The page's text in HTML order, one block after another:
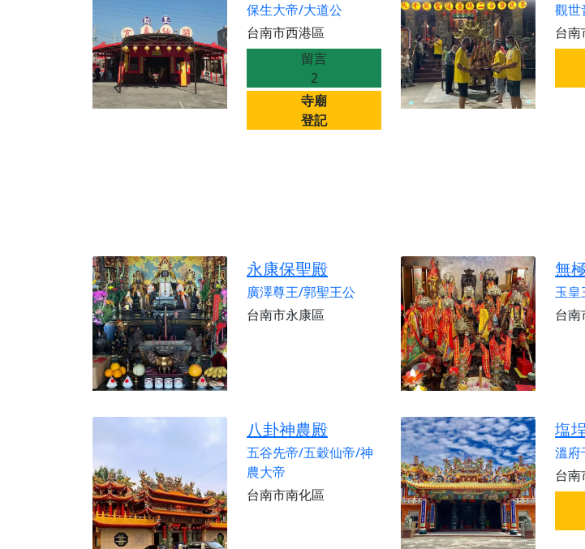
保生大帝/大道公
台南市西港區
留言
2
寺廟
登記
觀世
台南
永康保聖殿
廣澤尊王/郭聖王公
台南市永康區
無
玉皇
台南
八卦神農殿
五谷先帝/五穀仙帝/神
農大帝
台南市南化區
塩
溫府
台南